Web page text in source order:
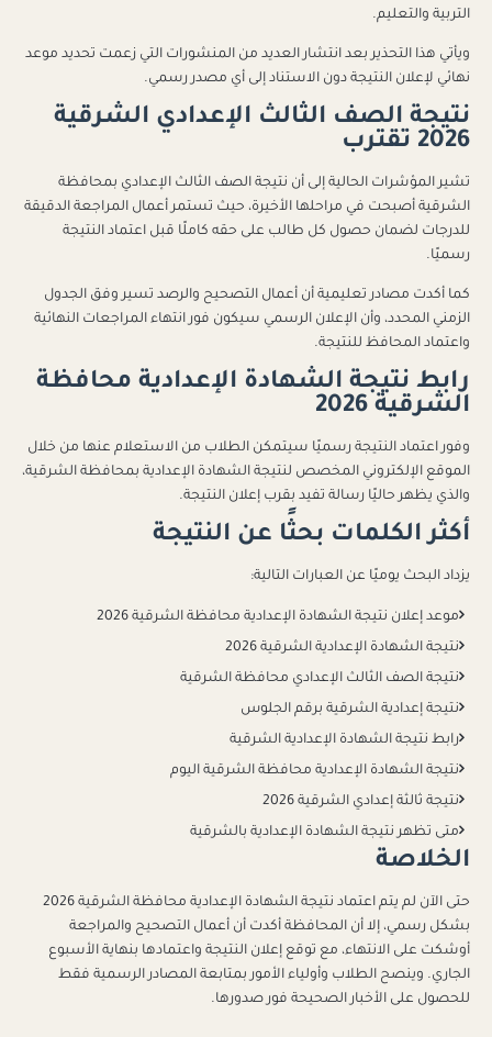
التربية والتعليم.
ويأتي هذا التحذير بعد انتشار العديد من المنشورات التي زعمت تحديد موعد
نهائي لإعلان النتيجة دون الاستناد إلى أي مصدر رسمي.
نتيجة الصف الثالث الإعدادي الشرقية
2026 تقترب
تشير المؤشرات الحالية إلى أن نتيجة الصف الثالث الإعدادي بمحافظة
الشرقية أصبحت في مراحلها الأخيرة، حيث تستمر أعمال المراجعة الدقيقة
للدرجات لضمان حصول كل طالب على حقه كاملًا قبل اعتماد النتيجة
رسميًا.
كما أكدت مصادر تعليمية أن أعمال التصحيح والرصد تسير وفق الجدول
الزمني المحدد، وأن الإعلان الرسمي سيكون فور انتهاء المراجعات النهائية
واعتماد المحافظ للنتيجة.
رابط نتيجة الشهادة الإعدادية محافظة
الشرقية 2026
وفور اعتماد النتيجة رسميًا سيتمكن الطلاب من الاستعلام عنها من خلال
الموقع الإلكتروني المخصص لنتيجة الشهادة الإعدادية بمحافظة الشرقية،
والذي يظهر حاليًا رسالة تفيد بقرب إعلان النتيجة.
أكثر الكلمات بحثًا عن النتيجة
يزداد البحث يوميًا عن العبارات التالية:
موعد إعلان نتيجة الشهادة الإعدادية محافظة الشرقية 2026
نتيجة الشهادة الإعدادية الشرقية 2026
نتيجة الصف الثالث الإعدادي محافظة الشرقية
نتيجة إعدادية الشرقية برقم الجلوس
رابط نتيجة الشهادة الإعدادية الشرقية
نتيجة الشهادة الإعدادية محافظة الشرقية اليوم
نتيجة ثالثة إعدادي الشرقية 2026
متى تظهر نتيجة الشهادة الإعدادية بالشرقية
الخلاصة
حتى الآن لم يتم اعتماد نتيجة الشهادة الإعدادية محافظة الشرقية 2026
بشكل رسمي، إلا أن المحافظة أكدت أن أعمال التصحيح والمراجعة
أوشكت على الانتهاء، مع توقع إعلان النتيجة واعتمادها بنهاية الأسبوع
الجاري. وينصح الطلاب وأولياء الأمور بمتابعة المصادر الرسمية فقط
للحصول على الأخبار الصحيحة فور صدورها.